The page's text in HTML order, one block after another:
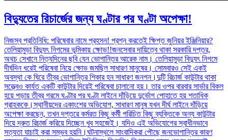
বিদ্যুতের রিচার্জের জন্য ঘণ্টার পর ঘণ্টা অপেক্ষা!
নিজস্ব প্রতিনিধি: পরিষেবার নামে প্রহসন! প্রশ্ন করতেই ক্ষিপ্ত জুনিয়র ইঞ্জিনিয়ার?
তেলিয়ামুড়া বিদ্যুৎ নিগমের ভূমিকায় ক্ষোভ!!জনসেবার দায়িত্বে থাকা সরকারি দপ্তর,
অথচ সেখানে নিত্যদিনের ছবি যেন ভোগান্তির আরেক নাম। তেলিয়ামুড়া বিদ্যুৎ নিগমে
দীর্ঘদিন ধরেই পরিষেবা নিয়ে ক্ষোভ জমছিল সাধারণ মানুষের। সোমবারও সেই একই
অবস্থা কে ঘিরে তীব্র ভোগান্তির শিকার হন সাধারণ জনগন।দুটি রিচার্জ কাউন্টার থাকা
সত্ত্বেও কার্যত একটি কাউন্টার দিয়েই পরিষেবা চালানো হয়। তার ওপর বারবার সার্ভার বিকল
হয়ে পড়ায় তীব্র গরমে ঘণ্টার পর ঘণ্টা লাইনে দাঁড়িয়ে দুর্ভোগ পোহাতে হয় শতাধিক
গ্রাহককে।স্থানীয়দের একাংশের অভিযোগ, সাধারণ মানুষ যখন দীর্ঘ লাইনে দাঁড়িয়ে
অপেক্ষা করছেন, তখন দপ্তরে কর্মরত কিছু কর্মী পরিচিত কিছু ব্যক্তিকে অন্য কাউন্টার
দিয়ে দ্রুত রিচার্জ করিয়ে দিচ্ছেন খুব সহজেই। যদিও এই অভিযোগের স্বাধীনভাবে
সত্যতা যাচাই করা সম্ভব হয়নি।ঘটনাস্থলে সাংবাদিকরা পৌছে জনভোগান্তির কারণ